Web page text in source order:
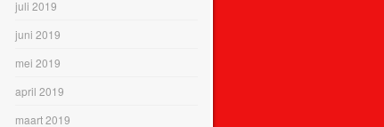
juli 2019
juni 2019
mei 2019
april 2019
maart 2019